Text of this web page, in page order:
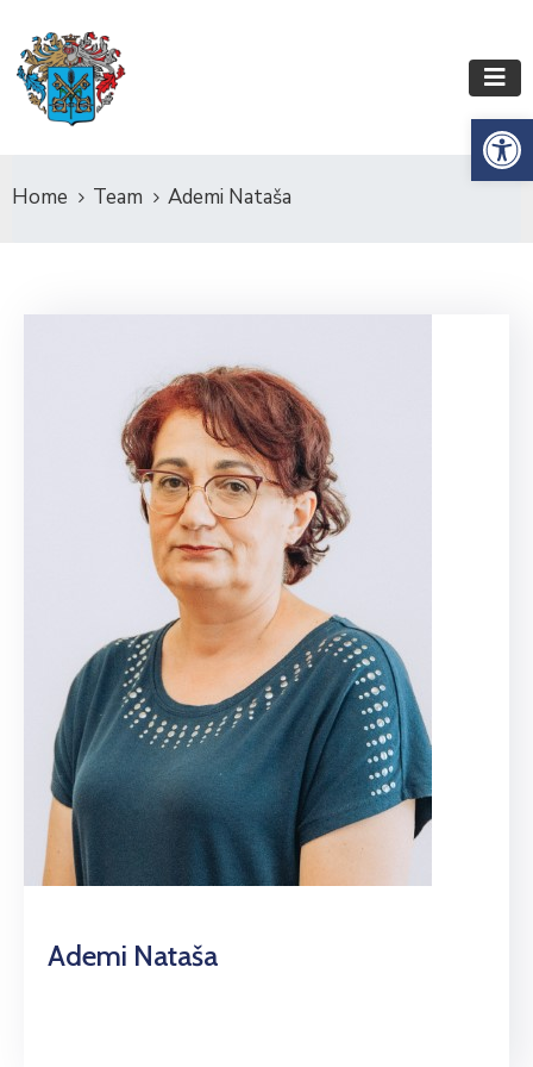
Home Team Ademi Nataša
Ademi Nataša